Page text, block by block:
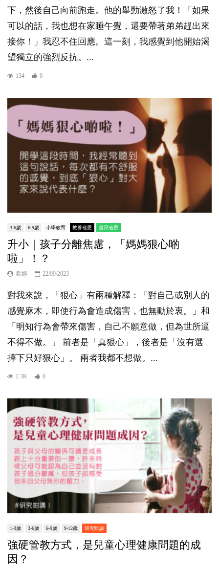
下，然後自己向前跑走。他的舉動激怒了我！「如果
可以的話，我也想在家睡午覺，還要帶著弟弟趕出來
接你！」我忍不住回應。這一刻，我感覺到他開始渴
望獨立的強烈反抗。...
134 0
3-6歲 6-9歲 小學教育 教養省思 書寫省思
升小｜孩子分離焦慮，「媽媽狠心啲
啦」！？
希婷 22/09/2023
對我來說，「狠心」有兩種解釋：「對自己或別人的
感覺麻木，即使行為會造成傷害，也無動於衷。」和
「明知行為會帶來傷害，自己不願意做，但為世所逼
不得不做。」 前者是「真狠心」，後者是「沒有選
擇下只好狠心」。 兩者我都不想做。...
2.3K 0
1-3歲 3-6歲 6-9歲 9-12歲 研究咁講
強硬管教方式，是兒童心理健康問題的成
因？